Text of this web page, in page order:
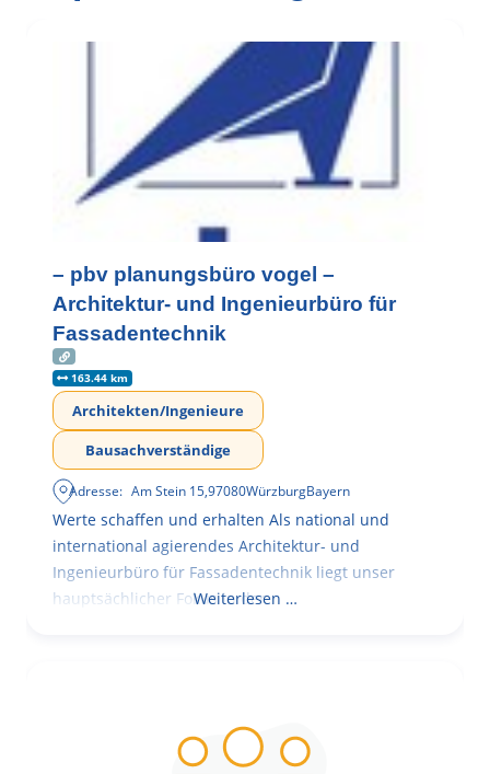
– pbv planungsbüro vogel –
Architektur- und Ingenieurbüro für
Fassadentechnik
163.44 km
Architekten/Ingenieure
Bausachverständige
Adresse: Am Stein 15,97080WürzburgBayern
Werte schaffen und erhalten Als national und
international agierendes Architektur- und
Ingenieurbüro für Fassadentechnik liegt unser
hauptsächlicher Fokus in der
Weiterlesen …